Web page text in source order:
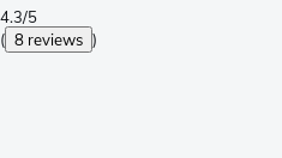
4.3/5
( 8 reviews )